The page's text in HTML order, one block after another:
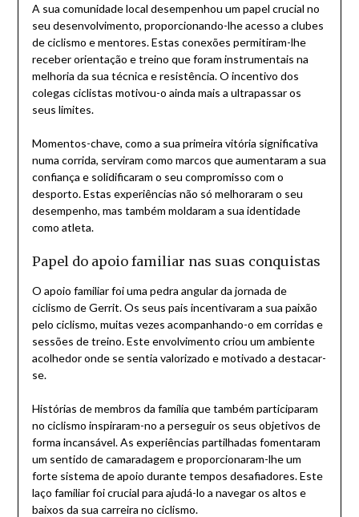
A sua comunidade local desempenhou um papel crucial no
seu desenvolvimento, proporcionando-lhe acesso a clubes
de ciclismo e mentores. Estas conexões permitiram-lhe
receber orientação e treino que foram instrumentais na
melhoria da sua técnica e resistência. O incentivo dos
colegas ciclistas motivou-o ainda mais a ultrapassar os
seus limites.
Momentos-chave, como a sua primeira vitória significativa
numa corrida, serviram como marcos que aumentaram a sua
confiança e solidificaram o seu compromisso com o
desporto. Estas experiências não só melhoraram o seu
desempenho, mas também moldaram a sua identidade
como atleta.
Papel do apoio familiar nas suas conquistas
O apoio familiar foi uma pedra angular da jornada de
ciclismo de Gerrit. Os seus pais incentivaram a sua paixão
pelo ciclismo, muitas vezes acompanhando-o em corridas e
sessões de treino. Este envolvimento criou um ambiente
acolhedor onde se sentia valorizado e motivado a destacar-
se.
Histórias de membros da família que também participaram
no ciclismo inspiraram-no a perseguir os seus objetivos de
forma incansável. As experiências partilhadas fomentaram
um sentido de camaradagem e proporcionaram-lhe um
forte sistema de apoio durante tempos desafiadores. Este
laço familiar foi crucial para ajudá-lo a navegar os altos e
baixos da sua carreira no ciclismo.